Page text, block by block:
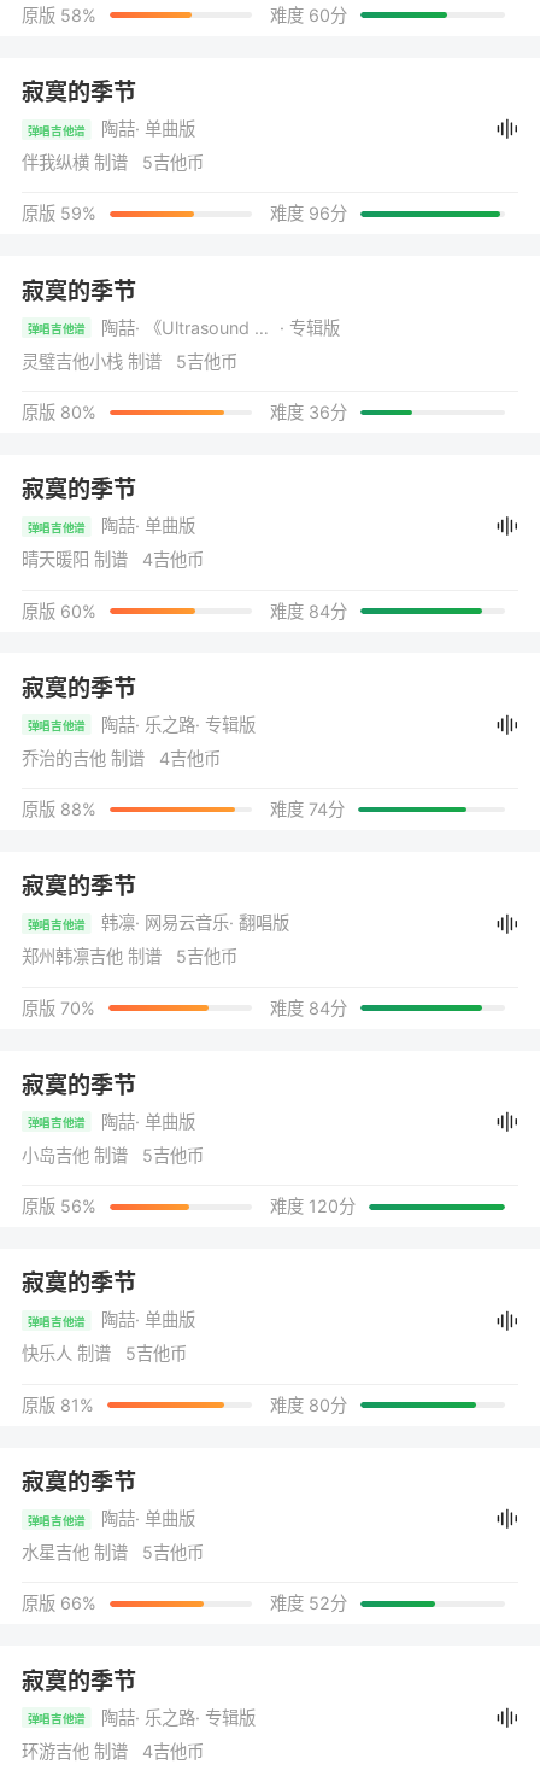
原版 58% 难度 60分
寂寞的季节
弹唱吉他谱 陶喆· 单曲版
伴我纵横 制谱 5吉他币
原版 59% 难度 96分
寂寞的季节
弹唱吉他谱 陶喆 · 《Ultrasound 乐之路 1997-2003》
· 专辑版
灵璧吉他小栈 制谱 5吉他币
原版 80% 难度 36分
寂寞的季节
弹唱吉他谱 陶喆· 单曲版
晴天暖阳 制谱 4吉他币
原版 60% 难度 84分
寂寞的季节
弹唱吉他谱 陶喆· 乐之路· 专辑版
乔治的吉他 制谱 4吉他币
原版 88% 难度 74分
寂寞的季节
弹唱吉他谱 韩凛· 网易云音乐· 翻唱版
郑州韩凛吉他 制谱 5吉他币
原版 70% 难度 84分
寂寞的季节
弹唱吉他谱 陶喆· 单曲版
小岛吉他 制谱 5吉他币
原版 56% 难度 120分
寂寞的季节
弹唱吉他谱 陶喆· 单曲版
快乐人 制谱 5吉他币
原版 81% 难度 80分
寂寞的季节
弹唱吉他谱 陶喆· 单曲版
水星吉他 制谱 5吉他币
原版 66% 难度 52分
寂寞的季节
弹唱吉他谱 陶喆· 乐之路· 专辑版
环游吉他 制谱 4吉他币